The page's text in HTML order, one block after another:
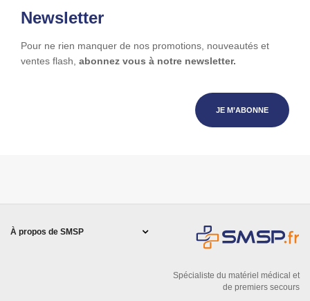
Newsletter
Pour ne rien manquer de nos promotions, nouveautés et
ventes flash, abonnez vous à notre newsletter.
JE M’ABONNE
À propos de SMSP
Spécialiste du matériel médical et
de premiers secours